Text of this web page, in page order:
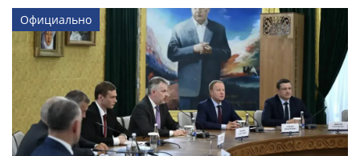
Официально